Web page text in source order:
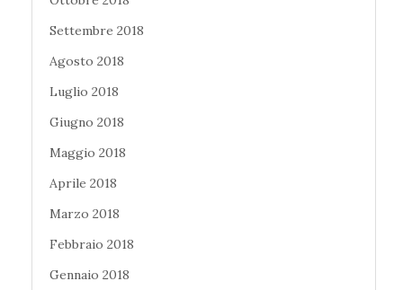
Settembre 2018
Agosto 2018
Luglio 2018
Giugno 2018
Maggio 2018
Aprile 2018
Marzo 2018
Febbraio 2018
Gennaio 2018